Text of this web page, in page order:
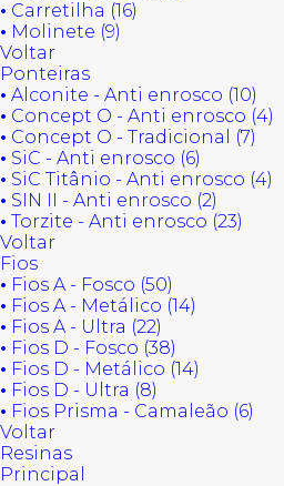
• Carretilha (16)
• Molinete (9)
Voltar
Ponteiras
• Alconite - Anti enrosco (10)
• Concept O - Anti enrosco (4)
• Concept O - Tradicional (7)
• SiC - Anti enrosco (6)
• SiC Titânio - Anti enrosco (4)
• SIN II - Anti enrosco (2)
• Torzite - Anti enrosco (23)
Voltar
Fios
• Fios A - Fosco (50)
• Fios A - Metálico (14)
• Fios A - Ultra (22)
• Fios D - Fosco (38)
• Fios D - Metálico (14)
• Fios D - Ultra (8)
• Fios Prisma - Camaleão (6)
Voltar
Resinas
Principal